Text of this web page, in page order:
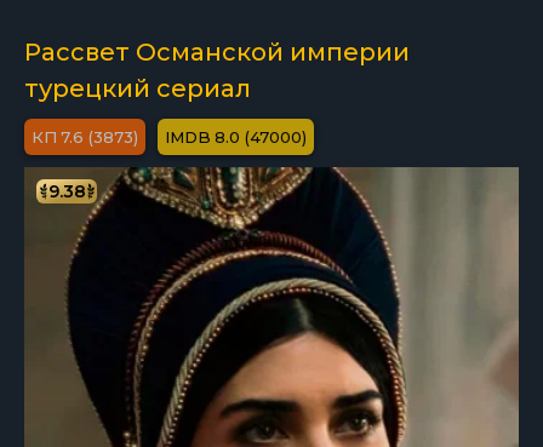
Рассвет Османской империи
турецкий сериал
7.6 (3873) 8.0 (47000)
9.38